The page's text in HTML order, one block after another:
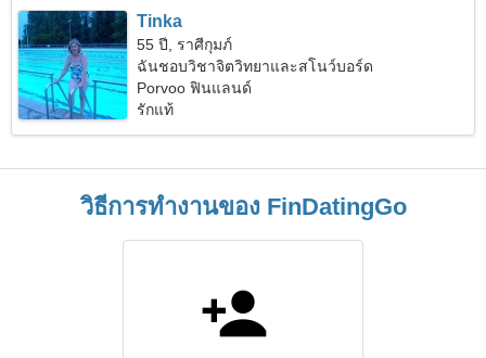
Tinka
55 ปี, ราศีกุมภ์
ฉันชอบวิชาจิตวิทยาและสโนว์บอร์ด
Porvoo ฟินแลนด์
รักแท้
วิธีการทำงานของ FinDatingGo